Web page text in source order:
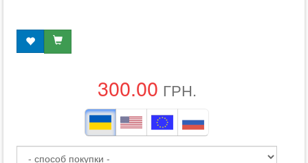
300.00 ГРН.